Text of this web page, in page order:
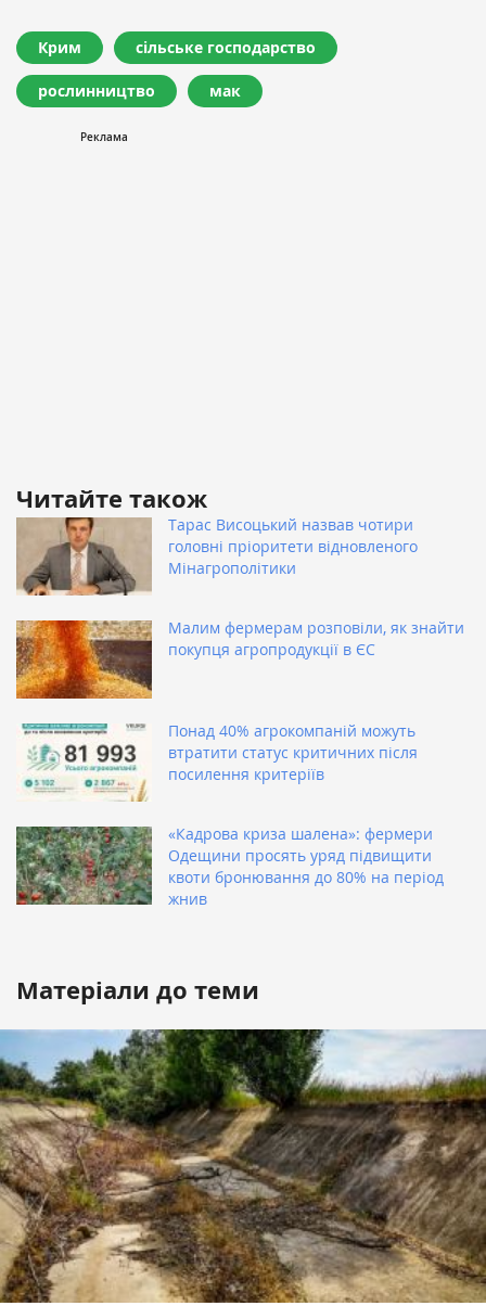
Крим сільське господарство
рослинництво мак
Читайте також
Тарас Висоцький назвав чотири
головні пріоритети відновленого
Мінагрополітики
Малим фермерам розповіли, як знайти
покупця агропродукції в ЄС
Понад 40% агрокомпаній можуть
втратити статус критичних після
посилення критеріїв
«Кадрова криза шалена»: фермери
Одещини просять уряд підвищити
квоти бронювання до 80% на період
жнив
Матеріали до теми